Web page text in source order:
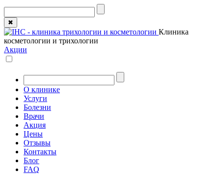
✖
Клиника
косметологии и трихологии
Акции
О клинике
Услуги
Болезни
Врачи
Акция
Цены
Отзывы
Контакты
Блог
FAQ